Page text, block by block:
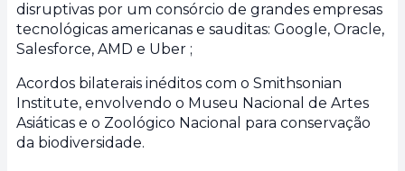
disruptivas por um consórcio de grandes empresas
tecnológicas americanas e sauditas: Google, Oracle,
Salesforce, AMD e Uber ;
Acordos bilaterais inéditos com o Smithsonian
Institute, envolvendo o Museu Nacional de Artes
Asiáticas e o Zoológico Nacional para conservação
da biodiversidade.